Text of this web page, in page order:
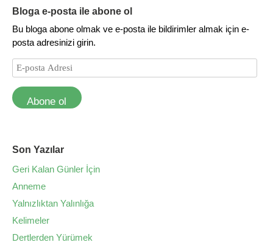
Bloga e-posta ile abone ol
Bu bloga abone olmak ve e-posta ile bildirimler almak için e-
posta adresinizi girin.
Abone ol
Son Yazılar
Geri Kalan Günler İçin
Anneme
Yalnızlıktan Yalınlığa
Kelimeler
Dertlerden Yürümek